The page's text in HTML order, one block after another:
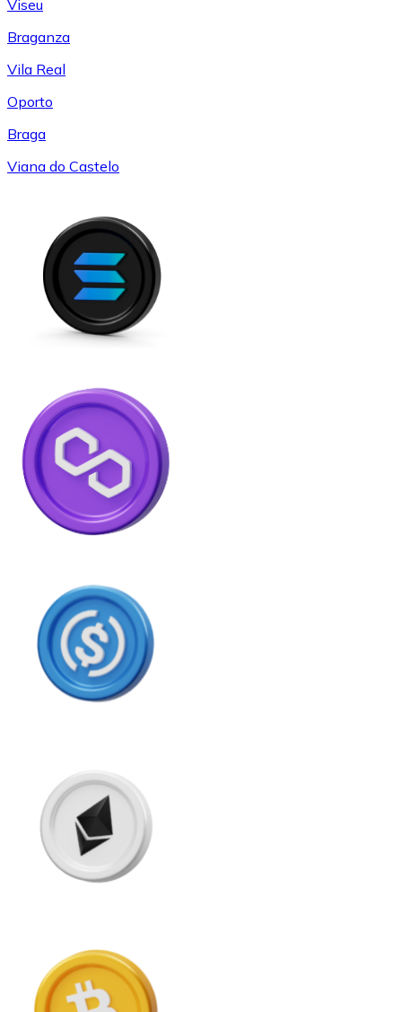
Viseu
Braganza
Vila Real
Oporto
Braga
Viana do Castelo